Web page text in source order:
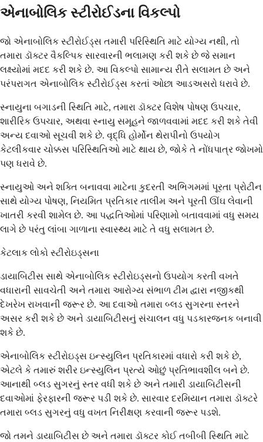
એનાબોલિક સ્ટીરોઈડના વિકલ્પો
જો એનાબોલિક સ્ટીરોઈડ્સ તમારી પરિસ્થિતિ માટે યોગ્ય નથી, તો
તમારા ડૉક્ટર વૈકલ્પિક સારવારની ભલામણ કરી શકે છે જે સમાન
લક્ષ્યોમાં મદદ કરી શકે છે. આ વિકલ્પો સામાન્ય રીતે સલામત છે અને
પરંપરાગત એનાબોલિક સ્ટીરોઈડ્સ કરતાં ઓછા આડઅસરો ધરાવે છે.
સ્નાયુના બગાડની સ્થિતિ માટે, તમારા ડૉક્ટર વિશેષ પોષણ ઉપચાર,
શારીરિક ઉપચાર, અથવા સ્નાયુ સમૂહને જાળવવામાં મદદ કરી શકે તેવી
અન્ય દવાઓ સૂચવી શકે છે. વૃદ્ધિ હોર્મોન થેરાપીનો ઉપયોગ
કેટલીકવાર ચોક્કસ પરિસ્થિતિઓ માટે થાય છે, જોકે તે નોંધપાત્ર જોખમો
પણ ધરાવે છે.
સ્નાયુઓ અને શક્તિ બનાવવા માટેના કુદરતી અભિગમમાં પૂરતા પ્રોટીન
સાથે યોગ્ય પોષણ, નિયમિત પ્રતિકાર તાલીમ અને પૂરતી ઊંઘ લેવાની
ખાતરી કરવી શામેલ છે. આ પદ્ધતિઓમાં પરિણામો બતાવવામાં વધુ સમય
લાગે છે પરંતુ લાંબા ગાળાના સ્વાસ્થ્ય માટે તે વધુ સલામત છે.
કેટલાક લોકો સ્ટીરોઇડ્સના
ડાયાબિટીસ સાથે એનાબોલિક સ્ટીરોઇડ્સનો ઉપયોગ કરતી વખતે
વધારાની સાવચેતી અને તમારા આરોગ્ય સંભાળ ટીમ દ્વારા નજીકથી
દેખરેખ રાખવાની જરૂર છે. આ દવાઓ તમારા બ્લડ સુગરના સ્તરને
અસર કરી શકે છે અને ડાયાબિટીસનું સંચાલન વધુ પડકારજનક બનાવી
શકે છે.
એનાબોલિક સ્ટીરોઇડ્સ ઇન્સ્યુલિન પ્રતિકારમાં વધારો કરી શકે છે,
એટલે કે તમારું શરીર ઇન્સ્યુલિન પ્રત્યે ઓછું પ્રતિભાવશીલ બને છે.
આનાથી બ્લડ સુગરનું સ્તર વધી શકે છે અને તમારી ડાયાબિટીસની
દવાઓમાં ફેરફારની જરૂર પડી શકે છે. સારવાર દરમિયાન તમારા ડૉક્ટરે
તમારા બ્લડ સુગરનું વધુ વખત નિરીક્ષણ કરવાની જરૂર પડશે.
જો તમને ડાયાબિટીસ છે અને તમારા ડૉક્ટર કોઈ તબીબી સ્થિતિ માટે